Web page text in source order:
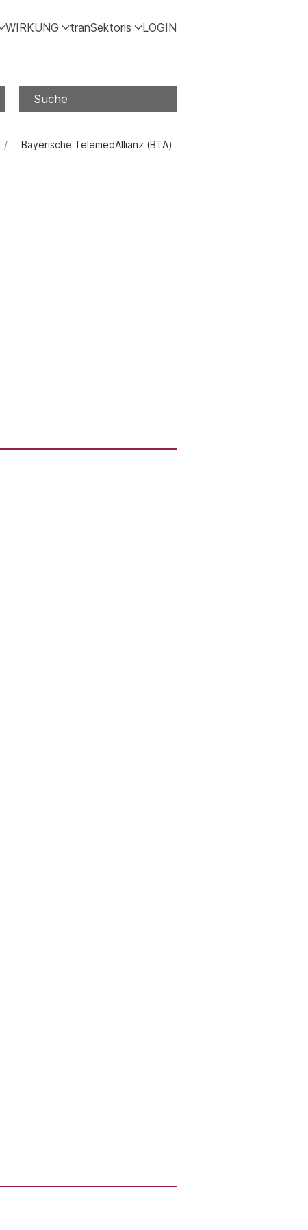
WIRKUNG tranSektoris LOGIN
Suche
Bayerische TelemedAllianz (BTA)